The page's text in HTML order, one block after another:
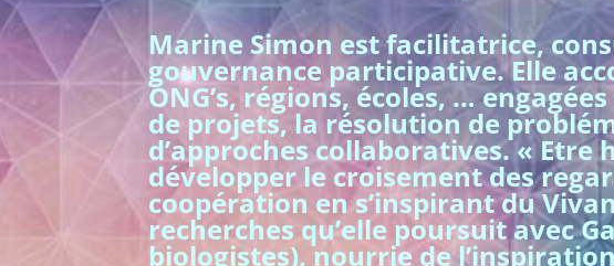
Marine Simon est facilitatrice,
gouvernance participative. Elle
ONG’s, régions, écoles, …
de projets, la résolution de
d’approches collaboratives. «
développer le croisement des
coopération en s’inspirant du
recherches qu’elle poursuit avec
biologistes), nourrie de